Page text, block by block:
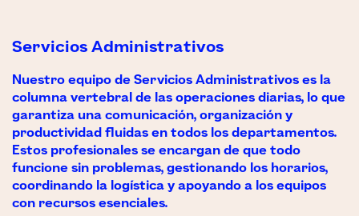
Servicios Administrativos
Nuestro equipo de Servicios Administrativos es la
columna vertebral de las operaciones diarias, lo que
garantiza una comunicación, organización y
productividad fluidas en todos los departamentos.
Estos profesionales se encargan de que todo
funcione sin problemas, gestionando los horarios,
coordinando la logística y apoyando a los equipos
con recursos esenciales.